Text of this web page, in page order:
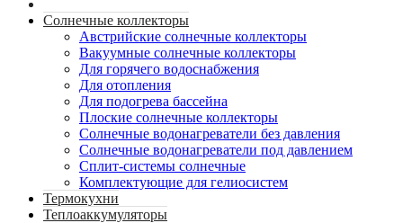
Солнечные коллекторы
Австрийские солнечные коллекторы
Вакуумные солнечные коллекторы
Для горячего водоснабжения
Для отопления
Для подогрева бассейна
Плоские солнечные коллекторы
Солнечные водонагреватели без давления
Солнечные водонагреватели под давлением
Сплит-системы солнечные
Комплектующие для гелиосистем
Термокухни
Теплоаккумуляторы